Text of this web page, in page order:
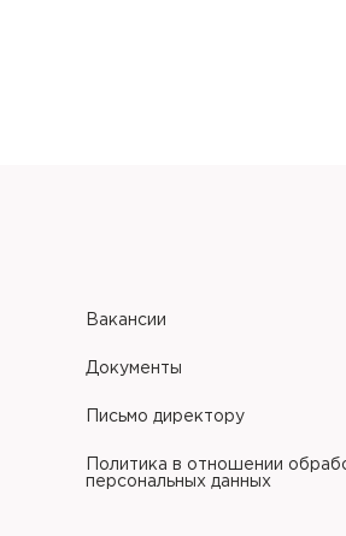
Вакансии
Документы
Письмо директору
Политика в отношении
персональных данных